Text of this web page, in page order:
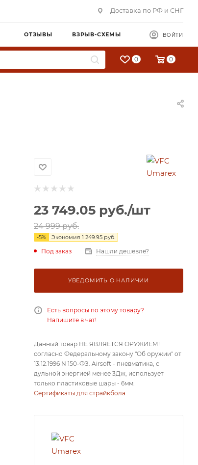
Доставка по РФ и СНГ
ОТЗЫВЫ ВЗРЫВ-СХЕМЫ ВОЙТИ
0 0
23 749.05 руб./шт
24 999руб.
-5% Экономия 1 249.95 руб.
Под заказ Нашли дешевле?
УВЕДОМИТЬ О НАЛИЧИИ
Есть вопросы по этому товару?
Напишите в чат!
Данный товар НЕ ЯВЛЯЕТСЯ ОРУЖИЕМ!
согласно Федеральному закону "Об оружии" от
13.12.1996 N 150-ФЗ. Airsoft - пневматика, с
дульной энергией менее 3Дж, использует
только пластиковые шары - 6мм.
Сертификаты для страйкбола